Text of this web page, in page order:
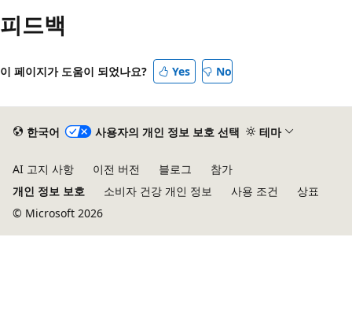
모
사
피드백
이 페이지가 도움이 되었나요? Yes No
한국어 사용자의 개인 정보 보호 선택 테마
AI 고지 사항 이전 버전 블로그
참가
개인 정보 보호
소비자 건강 개인 정보 사용 조건
상표
© Microsoft 2026